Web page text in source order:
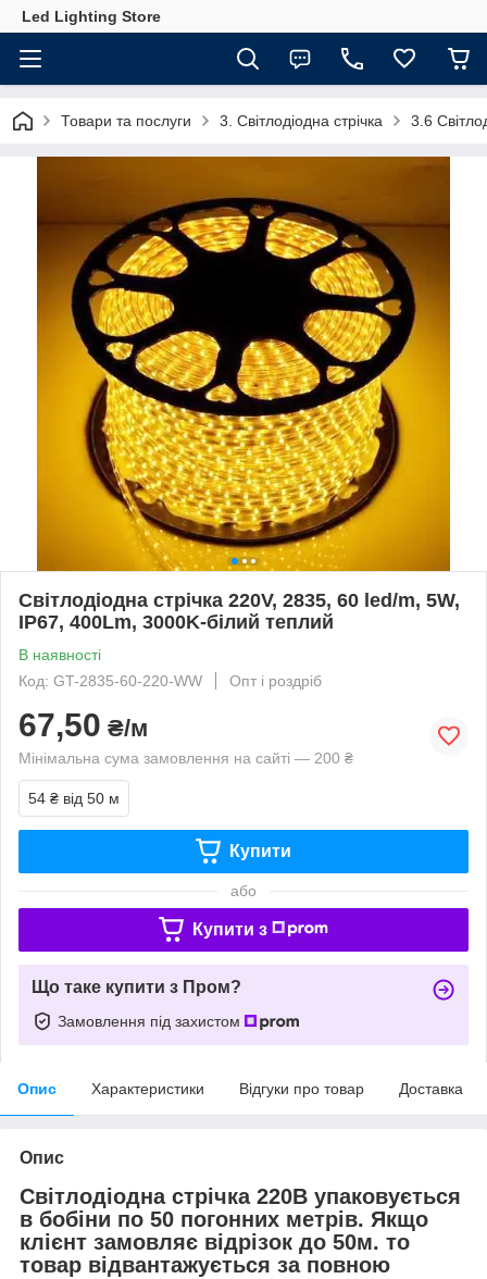
Led Lighting Store
Товари та послуги 3. Світлодіодна стрічка 3.6
Світлодіодна стрічка 220V, 2835, 60 led/m, 5W,
IP67, 400Lm, 3000K-білий теплий
В наявності
Код: GT-2835-60-220-WW
Опт і роздріб
67,50 ₴/м
Мінімальна сума замовлення на сайті — 200 ₴
54 ₴ від 50 м
Купити
або
Купити з
Що таке купити з Пром?
Замовлення під захистом
Опис Характеристики Відгуки про товар Доставка
Опис
Світлодіодна стрічка 220В упаковується
в бобіни по 50 погонних метрів. Якщо
клієнт замовляє відрізок до 50м. то
товар відвантажується за повною